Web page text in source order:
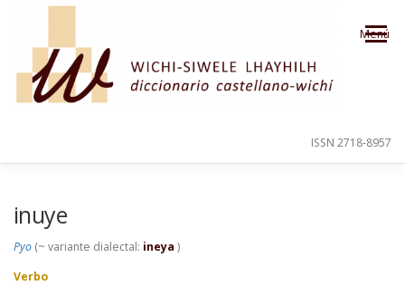
Saltar al contenido
Menú
ISSN 2718-8957
inuye
Pyo (~ variante dialectal: ineya )
Verbo